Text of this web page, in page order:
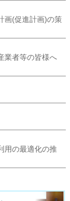
画(促進計画)の策
業者等の皆様へ
用の最適化の推